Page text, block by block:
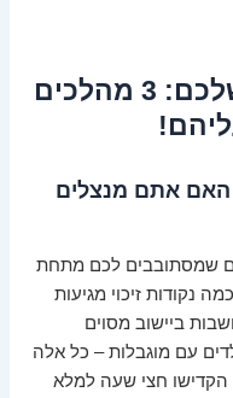
איך להשפיע על הנטו שלכם: 3 מהלכים
האם אתם מנצלים
שמסתובבים לכם מתחת
נקודות זיכוי מגיעות
ביישוב מסוים
עם מוגבלות – כל אלה
הקדישו חצי שעה למלא